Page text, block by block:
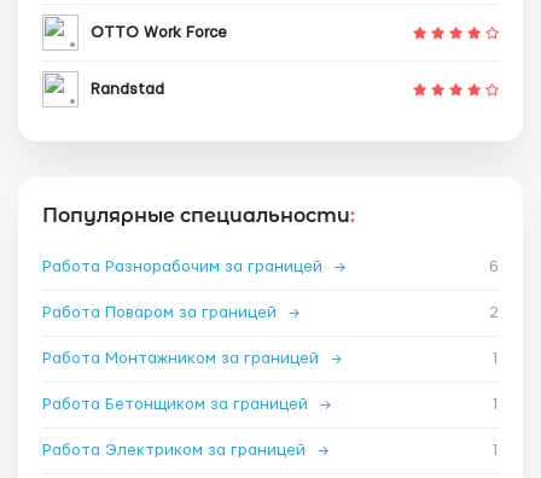
OTTO Work Force
Randstad
Популярные специальности:
Работа Разнорабочим за границей → 6
Работа Поваром за границей → 2
Работа Монтажником за границей → 1
Работа Бетонщиком за границей → 1
Работа Электриком за границей → 1